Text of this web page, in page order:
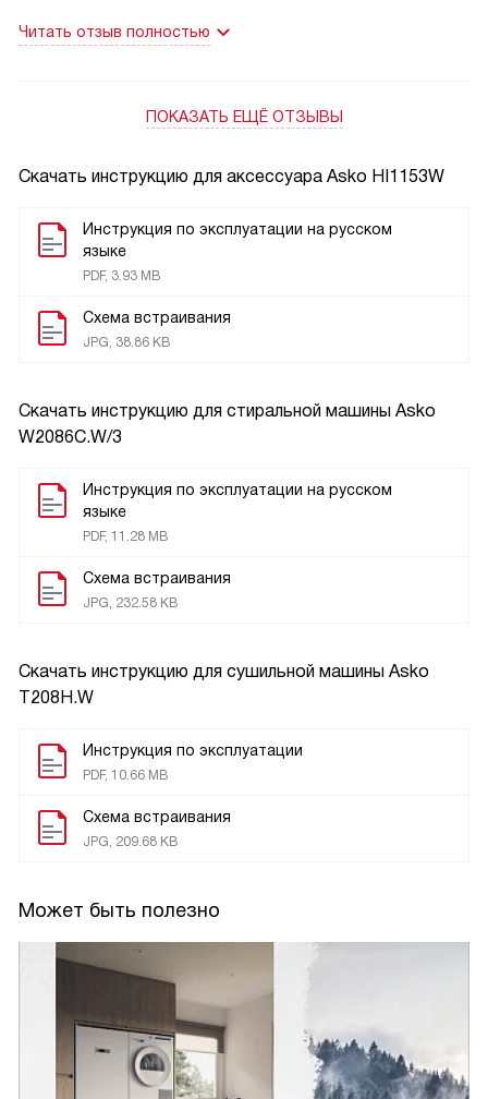
Скачать инструкцию для аксессуара Asko HI1153W
Инструкция по эксплуатации на русском
языке
PDF, 3.93 MB
Схема встраивания
JPG, 38.86 KB
Скачать инструкцию для стиральной машины Asko
W2086C.W/3
Инструкция по эксплуатации на русском
языке
PDF, 11.28 MB
Схема встраивания
JPG, 232.58 KB
Скачать инструкцию для сушильной машины Asko
T208H.W
Инструкция по эксплуатации
PDF, 10.66 MB
Схема встраивания
JPG, 209.68 KB
Может быть полезно
положительные, особенно впечатление от быстрой
Читать отзыв полностью
ПОКАЗАТЬ ЕЩЁ ОТЗЫВЫ